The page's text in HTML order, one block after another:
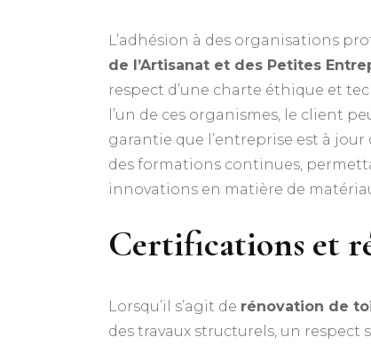
L’adhésion à des organisations
de l’Artisanat et des Petites
respect d’une charte éthique et
l’un de ces organismes, le client
garantie que l’entreprise est à
des formations continues,
innovations en matière de
Certifications et
Lorsqu’il s’agit de rénovation de
des travaux structurels, un respect